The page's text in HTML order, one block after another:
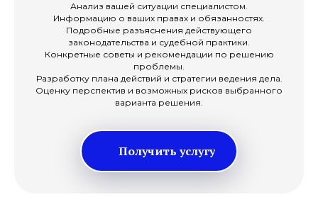
Анализ вашей ситуации специалистом.
Информацию о ваших правах и обязанностях.
Подробные разъяснения действующего
законодательства и судебной практики.
Конкретные советы и рекомендации по решению
проблемы.
Разработку плана действий и стратегии ведения дела.
Оценку перспектив и возможных рисков выбранного
варианта решения.
Получить услугу